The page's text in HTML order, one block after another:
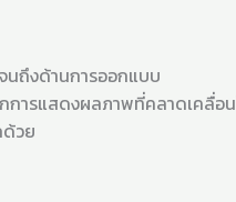
นถึงด้านการออกแบบ
รแสดงผลภาพที่คลาดเคลื่อ
วย